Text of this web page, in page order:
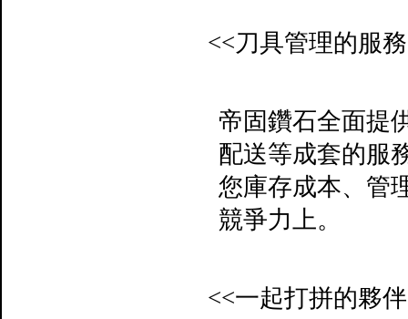
<<刀具管理的服務
帝固鑽石全面提
配送等成套的服
您庫存成本、管
競爭力上。
<<一起打拼的夥伴